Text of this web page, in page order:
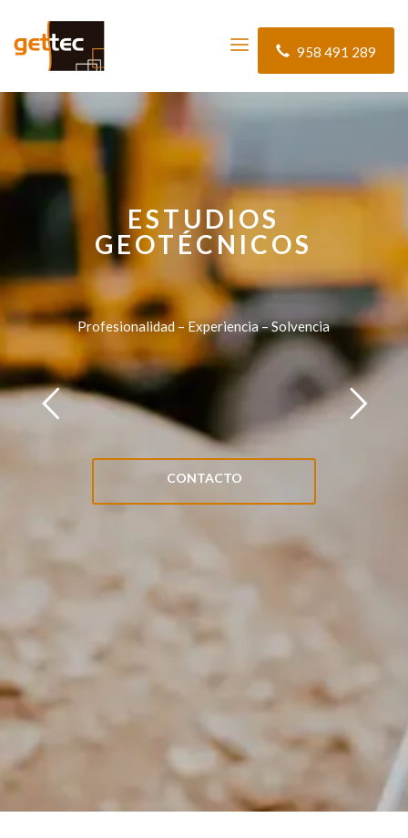
958 491 289
ESTUDIOS
GEOTÉCNICOS
Profesionalidad – Experiencia – Solvencia
CONTACTO